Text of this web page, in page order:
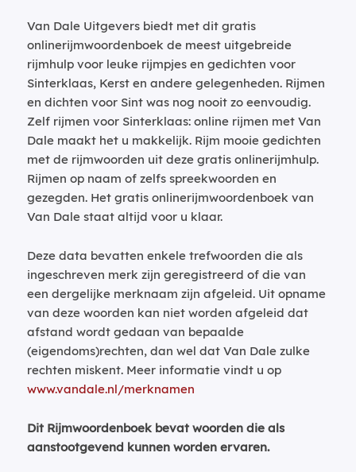
Van Dale Uitgevers biedt met dit gratis
onlinerijmwoordenboek de meest uitgebreide
rijmhulp voor leuke rijmpjes en gedichten voor
Sinterklaas, Kerst en andere gelegenheden. Rijmen
en dichten voor Sint was nog nooit zo eenvoudig.
Zelf rijmen voor Sinterklaas: online rijmen met Van
Dale maakt het u makkelijk. Rijm mooie gedichten
met de rijmwoorden uit deze gratis onlinerijmhulp.
Rijmen op naam of zelfs spreekwoorden en
gezegden. Het gratis onlinerijmwoordenboek van
Van Dale staat altijd voor u klaar.
Deze data bevatten enkele trefwoorden die als
ingeschreven merk zijn geregistreerd of die van
een dergelijke merknaam zijn afgeleid. Uit opname
van deze woorden kan niet worden afgeleid dat
afstand wordt gedaan van bepaalde
(eigendoms)rechten, dan wel dat Van Dale zulke
rechten miskent. Meer informatie vindt u op
www.vandale.nl/merknamen
Dit Rijmwoordenboek bevat woorden die als
aanstootgevend kunnen worden ervaren.